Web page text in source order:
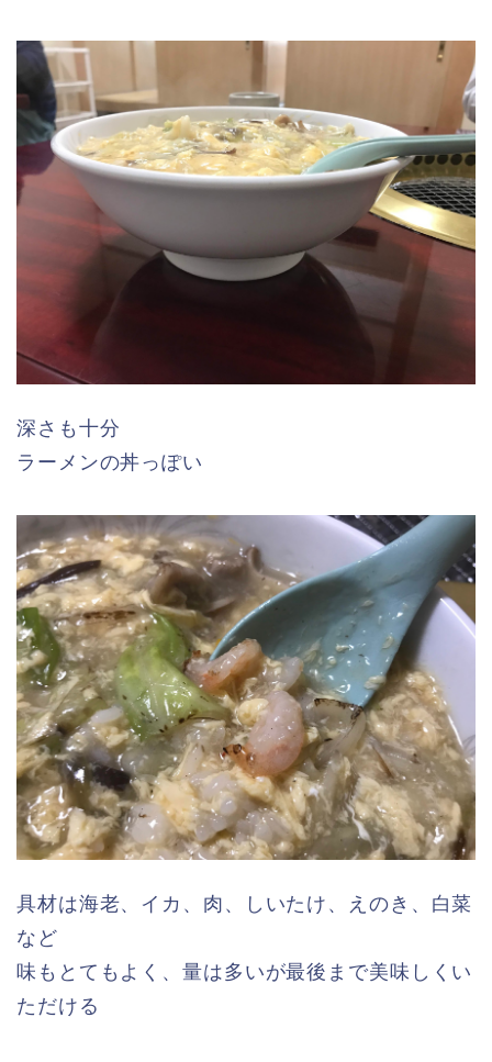
深さも十分
ラーメンの丼っぽい
具材は海老、イカ、肉、しいたけ、えのき、白菜
など
味もとてもよく、量は多いが最後まで美味しくい
ただける